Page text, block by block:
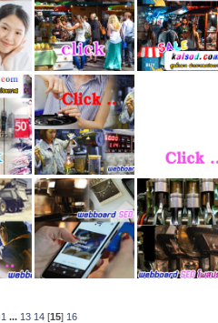
1 ... 13 14 [15] 16